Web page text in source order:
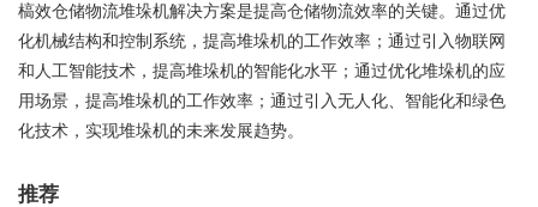
槁效仓储物流堆垛机解决方案是提高仓储物流效率的关键。通过优
化机械结构和控制系统，提高堆垛机的工作效率；通过引入物联网
和人工智能技术，提高堆垛机的智能化水平；通过优化堆垛机的应
用场景，提高堆垛机的工作效率；通过引入无人化、智能化和绿色
化技术，实现堆垛机的未来发展趋势。
推荐